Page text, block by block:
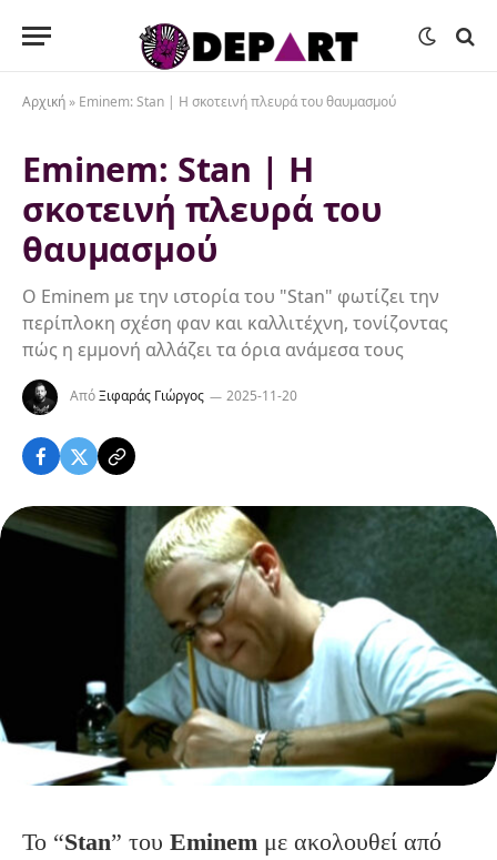
Αρχική » Eminem: Stan | H σκοτεινή πλευρά του θαυμασμού
Eminem: Stan | H
σκοτεινή πλευρά του
θαυμασμού
O Eminem με την ιστορία του "Stan" φωτίζει την
περίπλοκη σχέση φαν και καλλιτέχνη, τονίζοντας
πώς η εμμονή αλλάζει τα όρια ανάμεσα τους
ΑπόΞιφαράς Γιώργος 2025-11-20
Το “Stan” του Eminem με ακολουθεί από